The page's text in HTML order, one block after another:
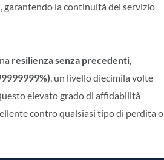
la continuità del servizio
resilienza senza precedenti,
, un livello diecimila volte
elevato grado di affidabilità
contro qualsiasi tipo di perdita o